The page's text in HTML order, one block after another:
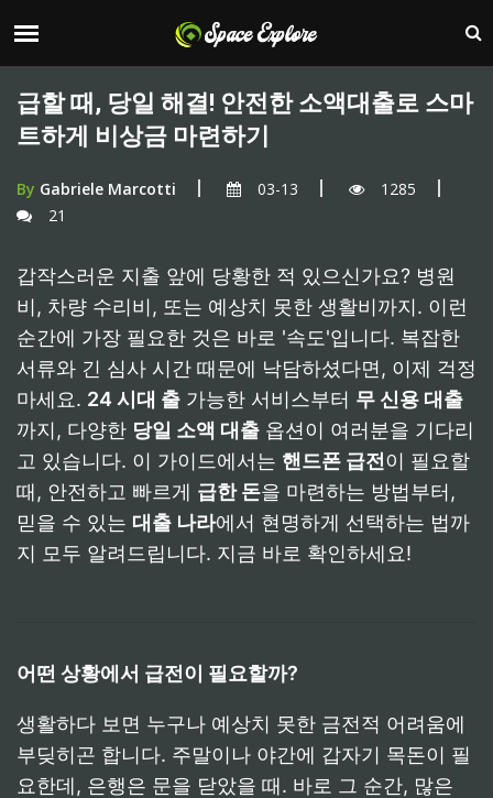
급할 때, 당일 해결! 안전한 소액대출로 스마
트하게 비상금 마련하기
By Gabriele Marcotti 03-13
1285
21
갑작스러운 지출 앞에 당황한 적 있으신가요? 병원
비, 차량 수리비, 또는 예상치 못한 생활비까지. 이런
순간에 가장 필요한 것은 바로 '속도'입니다. 복잡한
서류와 긴 심사 시간 때문에 낙담하셨다면, 이제 걱정
마세요. 24 시대 출 가능한 서비스부터 무 신용 대출
까지, 다양한 당일 소액 대출 옵션이 여러분을 기다리
고 있습니다. 이 가이드에서는 핸드폰 급전 이 필요할
때, 안전하고 빠르게 급한 돈을 마련하는 방법부터,
믿을 수 있는 대출 나라에서 현명하게 선택하는 법까
지 모두 알려드립니다. 지금 바로 확인하세요!
어떤 상황에서 급전이 필요할까?
생활하다 보면 누구나 예상치 못한 금전적 어려움에
부딪히곤 합니다. 주말이나 야간에 갑자기 목돈이 필
요한데, 은행은 문을 닫았을 때. 바로 그 순간, 많은